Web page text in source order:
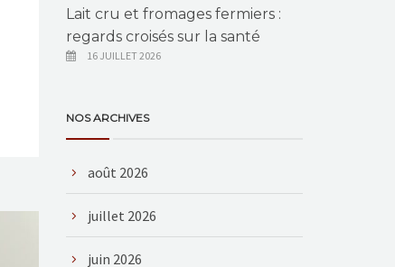
Lait cru et fromages fermiers :
regards croisés sur la santé
16 JUILLET 2026
NOS ARCHIVES
août 2026
juillet 2026
juin 2026